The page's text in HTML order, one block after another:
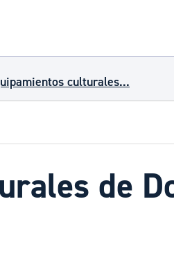
culturales...
de